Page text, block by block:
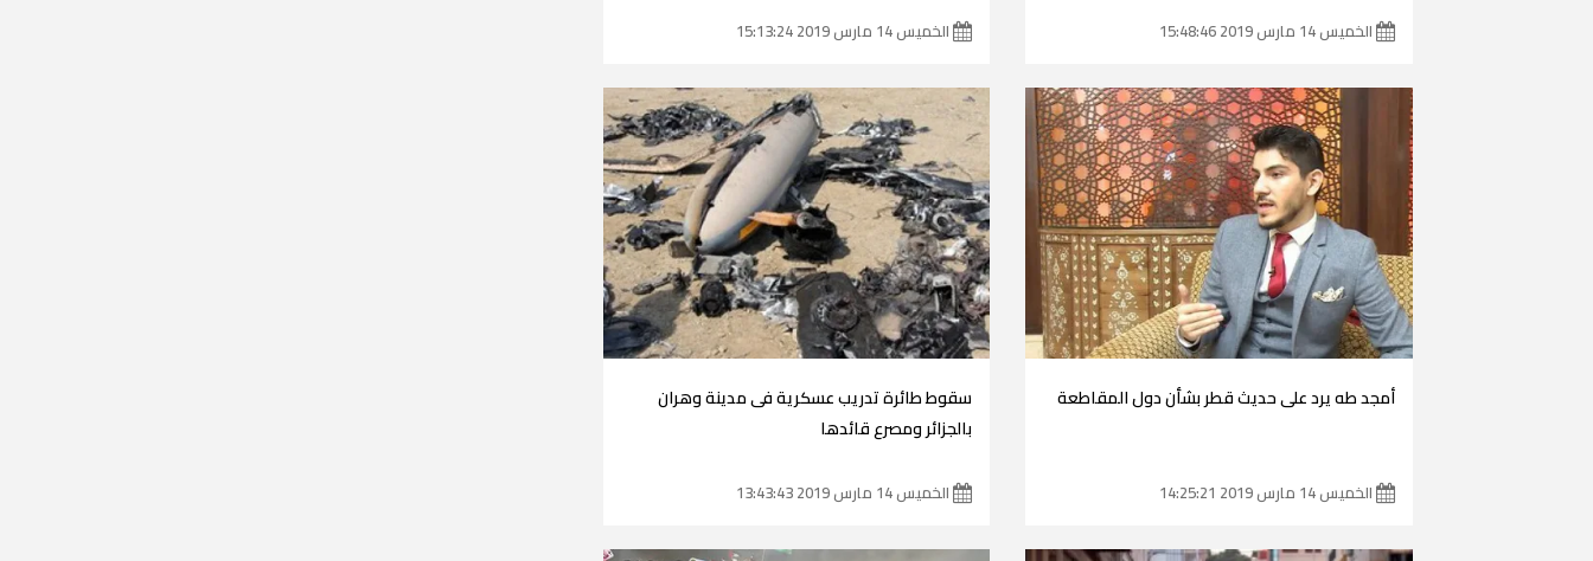
الخميس 14 مارس 2019 15:48:46 الخميس 14 مارس 2019 15:13:24
أمجد طه يرد على حديث قطر بشأن دول المقاطعة
الخميس 14 مارس 2019 14:25:21
سقوط طائرة تدريب عسكرية فى مدينة وهران
بالجزائر ومصرع قائدها
الخميس 14 مارس 2019 13:43:43